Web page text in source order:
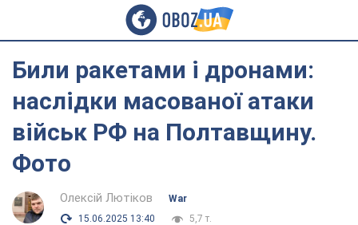
Били ракетами і дронами:
наслідки масованої атаки
військ РФ на Полтавщину.
Фото
Олексій Лютіков
War
15.06.2025 13:40
5,7 т.